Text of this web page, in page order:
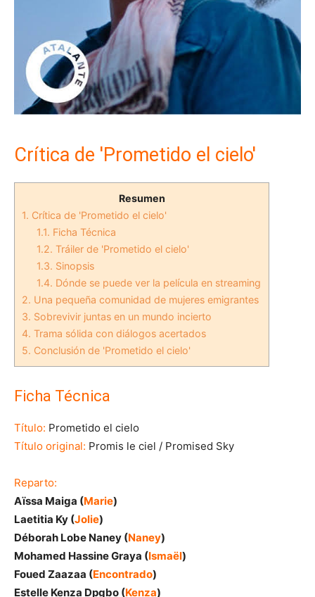
Crítica de 'Prometido el cielo'
Resumen
1. Crítica de 'Prometido el cielo'
1.1. Ficha Técnica
1.2. Tráiler de 'Prometido el cielo'
1.3. Sinopsis
1.4. Dónde se puede ver la película en streaming
2. Una pequeña comunidad de mujeres emigrantes
3. Sobrevivir juntas en un mundo incierto
4. Trama sólida con diálogos acertados
5. Conclusión de 'Prometido el cielo'
Ficha Técnica
Título: Prometido el cielo
Título original: Promis le ciel / Promised Sky
Reparto:
Aïssa Maiga (Marie)
Laetitia Ky (Jolie)
Déborah Lobe Naney (Naney)
Mohamed Hassine Graya (Ismaël)
Foued Zaazaa (Encontrado)
Estelle Kenza Dpgbo (Kenza)